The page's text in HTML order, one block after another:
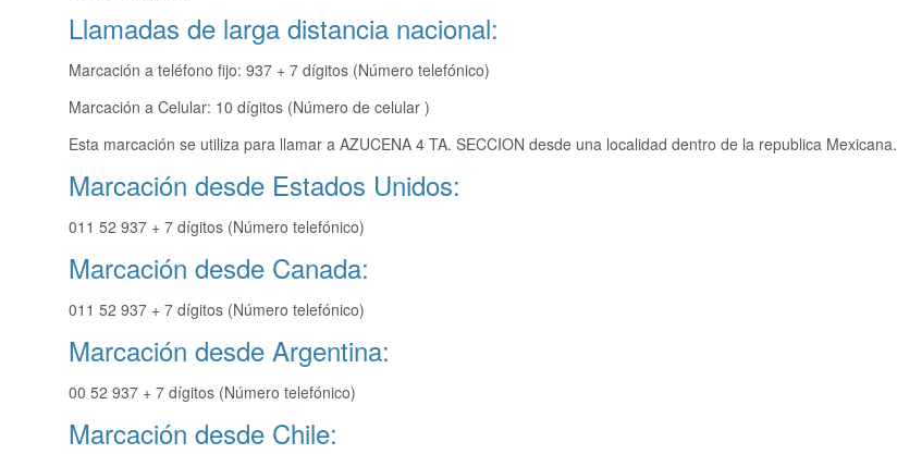
Llamadas de larga distancia nacional:
Marcación a teléfono fijo: 937 + 7 dígitos (Número telefónico)
Marcación a Celular: 10 dígitos (Número de celular )
Esta marcación se utiliza para llamar a AZUCENA 4 TA. SECCION desde una localidad dentro de la republica Mexicana.
Marcación desde Estados Unidos:
011 52 937 + 7 dígitos (Número telefónico)
Marcación desde Canada:
011 52 937 + 7 dígitos (Número telefónico)
Marcación desde Argentina:
00 52 937 + 7 dígitos (Número telefónico)
Marcación desde Chile: